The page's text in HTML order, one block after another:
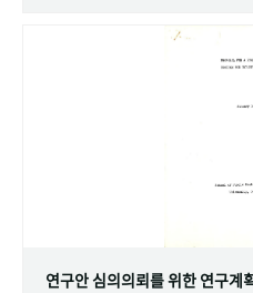
연구안 심의의뢰를 위한 연구계